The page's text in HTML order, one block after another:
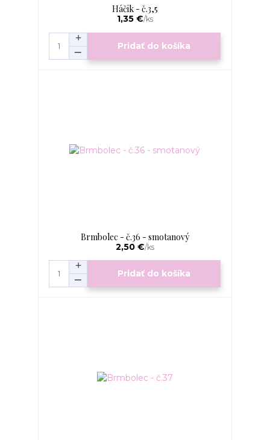
Háčik - č.3,5
1,35 €/ks
Pridať do košíka
Brmbolec - č.36 - smotanový
2,50 €/ks
Pridať do košíka